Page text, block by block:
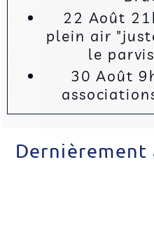
22 Août
plein air
le
30 Août
Dernièrement